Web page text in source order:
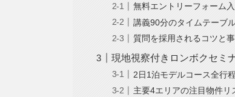
無料エントリーフォーム
講義90分のタイムテーブ
質問を採用されるコツと
現地視察付きロンボクセミ
2日1泊モデルコース全行程
主要4エリアの注目物件リ